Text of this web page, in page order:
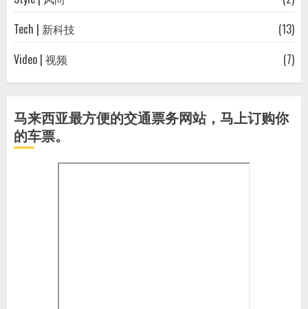
Tech | 新科技
(13)
Video | 视频
(7)
马来西亚最方便的交通票务网站，马上订购你
的车票。